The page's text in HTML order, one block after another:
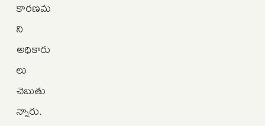
కారణమ
ని
అధికారు
లు
చెబుతు
న్నారు.